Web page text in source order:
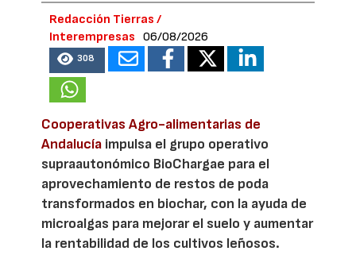
Redacción Tierras /
Interempresas
06/08/2026
308
Cooperativas Agro-alimentarias de
Andalucía impulsa el grupo operativo
supraautonómico BioChargae para el
aprovechamiento de restos de poda
transformados en biochar, con la ayuda de
microalgas para mejorar el suelo y aumentar
la rentabilidad de los cultivos leñosos.